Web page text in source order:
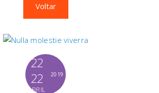
Voltar
22
22
ABRIL
2019